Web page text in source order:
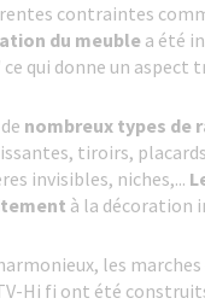
contraintes
du meuble a été
qui donne un aspect
nombreux types de
tiroirs,
invisibles, niches,...
à la décoration
les
Hi fi ont été